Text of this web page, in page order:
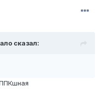
сказал: